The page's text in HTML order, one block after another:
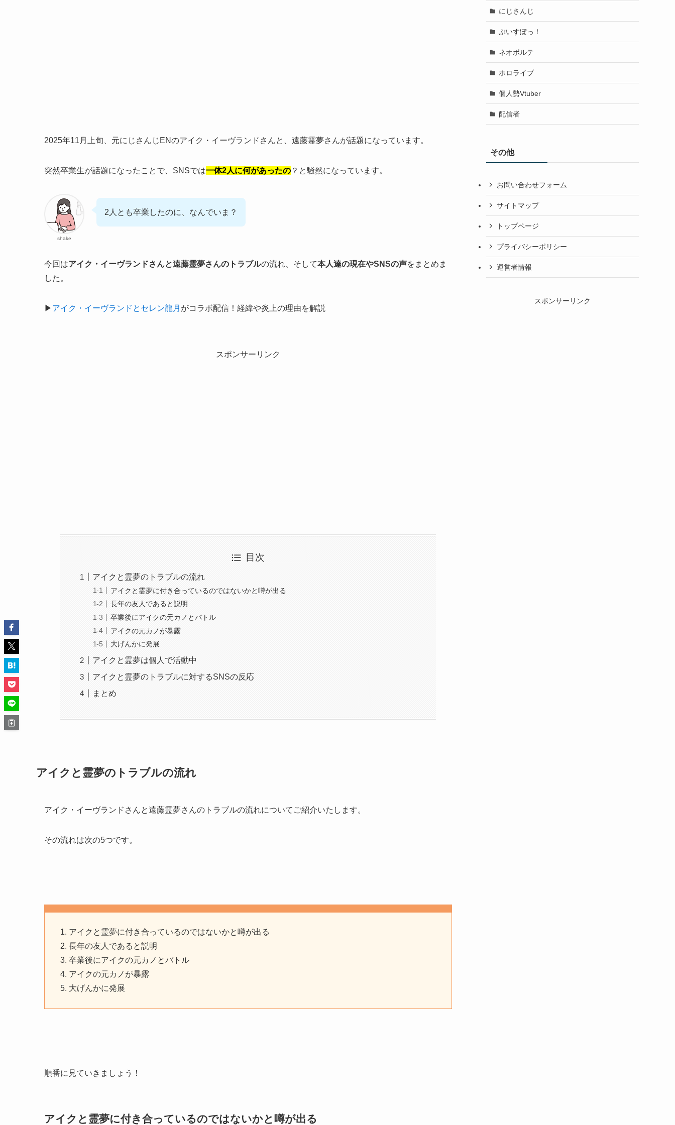
2025年11月上旬、元にじさんじENのアイク・イーヴランドさんと、遠藤霊夢さんが話題になっています。
突然卒業生が話題になったことで、SNSでは一体2人に何があったの ？と騒然になっています。
shake
2人とも卒業したのに、なんでいま？
今回はアイク・イーヴランドさんと遠藤霊夢さんのトラブルの流れ、そして本人達の現在やSNSの声をまとめま
した。
▶︎ アイク・イーヴランドとセレン龍月 がコラボ配信！経緯や炎上の理由を解説
スポンサーリンク
目次
アイクと霊夢のトラブルの流れ
アイクと霊夢に付き合っているのではないかと噂が出る
長年の友人であると説明
卒業後にアイクの元カノとバトル
アイクの元カノが暴露
大げんかに発展
アイクと霊夢は個人で活動中
アイクと霊夢のトラブルに対するSNSの反応
まとめ
アイクと霊夢のトラブルの流れ
アイク・イーヴランドさんと遠藤霊夢さんのトラブルの流れについてご紹介いたします。
その流れは次の5つです。
アイクと霊夢に付き合っているのではないかと噂が出る
長年の友人であると説明
卒業後にアイクの元カノとバトル
アイクの元カノが暴露
大げんかに発展
順番に見ていきましょう！
アイクと霊夢に付き合っているのではないかと噂が出る
にじさんじ
ぶいすぽっ！
ネオポルテ
ホロライブ
個人勢Vtuber
配信者
その他
お問い合わせフォーム
サイトマップ
トップページ
プライバシーポリシー
運営者情報
スポンサーリンク